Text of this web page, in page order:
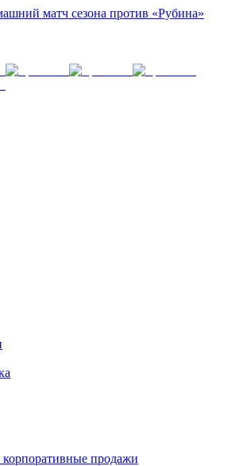
матч сезона против «Рубина»
продажи